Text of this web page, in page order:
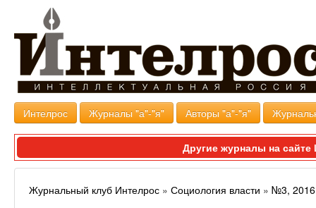
Интелрос Журналы "а"-"я" Авторы "а"-"я"
Другие журналы на
Журнальный клуб Интелрос » Социология власти » №3, 2016